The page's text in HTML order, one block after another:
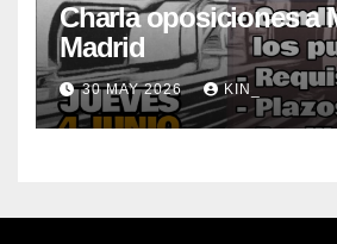
Charla oposiciones a
Madrid
30 MAY 2026 KIN_